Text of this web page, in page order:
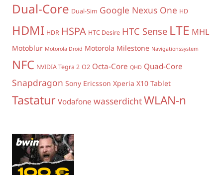
Dual-Core Dual-Sim Google Nexus One HD
HDMI HDR HSPA HTC Desire HTC Sense LTE MHL
Motoblur Motorola Droid Motorola Milestone Navigationssystem
NFC NVIDIA Tegra 2 O2 Octa-Core QHD Quad-Core
Snapdragon Sony Ericsson Xperia X10 Tablet
Tastatur Vodafone wasserdichtWLAN-n